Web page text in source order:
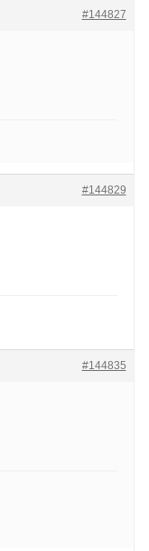
#144827
#144829
#144835